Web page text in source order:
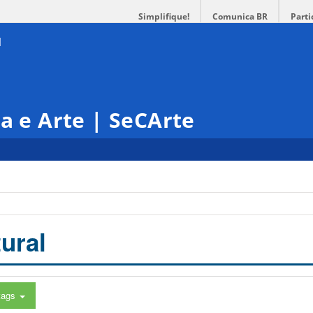
Simplifique! Comunica BR
e Arte | SeCArte